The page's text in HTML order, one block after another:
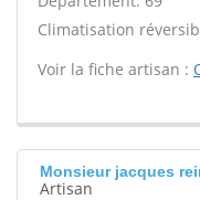
Climatisation
Voir la fiche artisan :
Monsieur jacques
Artisan